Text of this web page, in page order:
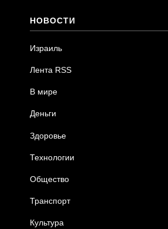
НОВОСТИ
Израиль
Лента RSS
В мире
Деньги
Здоровье
Технологии
Общество
Транспорт
Культура